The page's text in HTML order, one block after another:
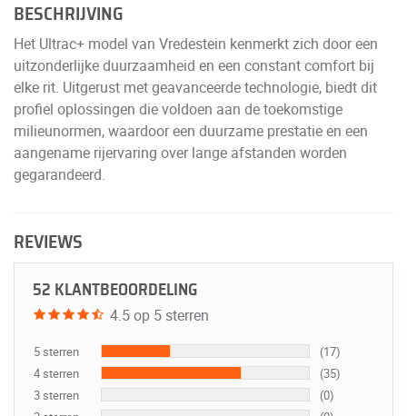
BESCHRIJVING
Het Ultrac+ model van Vredestein kenmerkt zich door een
uitzonderlijke duurzaamheid en een constant comfort bij
elke rit. Uitgerust met geavanceerde technologie, biedt dit
profiel oplossingen die voldoen aan de toekomstige
milieunormen, waardoor een duurzame prestatie en een
aangename rijervaring over lange afstanden worden
gegarandeerd.
REVIEWS
52 KLANTBEOORDELING
4.5 op 5 sterren
5 sterren
(17)
4 sterren
(35)
3 sterren
(0)